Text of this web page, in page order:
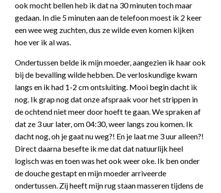
ook mocht bellen heb ik dat na 30 minuten toch maar
gedaan. In die 5 minuten aan de telefoon moest ik 2 keer
een wee weg zuchten, dus ze wilde even komen kijken
hoe ver ik al was.
Ondertussen belde ik mijn moeder, aangezien ik haar ook
bij de bevalling wilde hebben. De verloskundige kwam
langs en ik had 1-2 cm ontsluiting. Mooi begin dacht ik
nog. Ik grap nog dat onze afspraak voor het strippen in
de ochtend niet meer door hoeft te gaan. We spraken af
dat ze 3 uur later, om 04:30, weer langs zou komen. Ik
dacht nog, oh je gaat nu weg?! En je laat me 3 uur alleen?!
Direct daarna besefte ik me dat dat natuurlijk heel
logisch was en toen was het ook weer oke. Ik ben onder
de douche gestapt en mijn moeder arriveerde
ondertussen. Zij heeft mijn rug staan masseren tijdens de